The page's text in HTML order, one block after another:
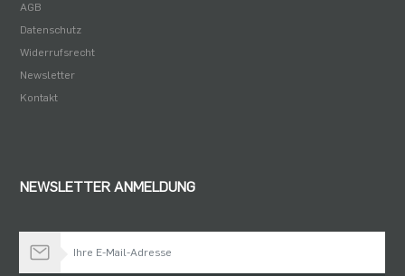
AGB
Datenschutz
Widerrufsrecht
Newsletter
Kontakt
NEWSLETTER ANMELDUNG